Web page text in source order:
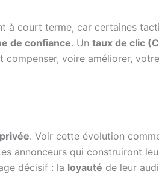
à court terme, car certaines
de confiance. Un taux de clic
compenser, voire améliorer, votre
. Voir cette évolution
annonceurs qui construiront
décisif : la loyauté de leur